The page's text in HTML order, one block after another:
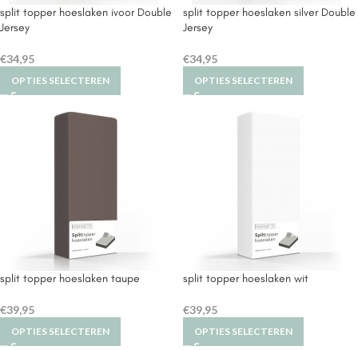
split topper hoeslaken ivoor Double
Jersey
€34,95
OPTIES SELECTEREN
split topper hoeslaken silver Double
Jersey
€34,95
OPTIES SELECTEREN
split topper hoeslaken taupe
€39,95
OPTIES SELECTEREN
split topper hoeslaken wit
€39,95
OPTIES SELECTEREN